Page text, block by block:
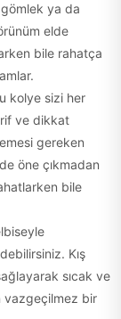
ya da
elde
bile rahatça
kolye sizi her
ve dikkat
gereken
öne çıkmadan
bile
Kış
sıcak ve
vazgeçilmez bir